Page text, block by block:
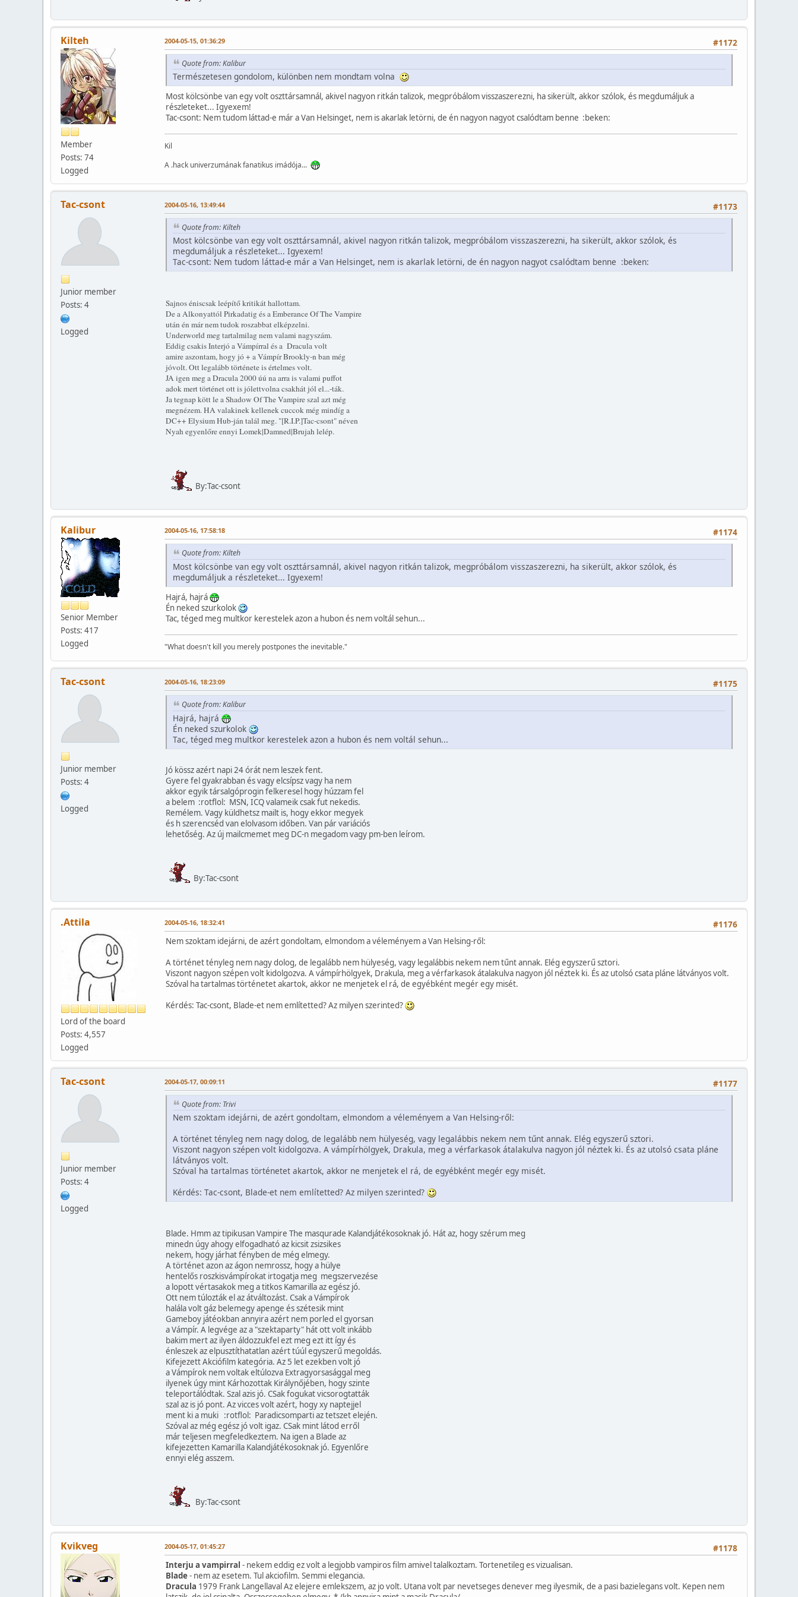
Kilteh
Member
Posts: 74
Logged
#1172
2004-05-15, 01:36:29
Quote from: Kalibur
Természetesen gondolom, különben nem mondtam volna
Most kölcsönbe van egy volt oszttársamnál, akivel nagyon ritkán talizok, megpróbálom visszaszerezni, ha sikerült, akkor szólok, és megdumáljuk a
részleteket... Igyexem!
Tac-csont: Nem tudom láttad-e már a Van Helsinget, nem is akarlak letörni, de én nagyon nagyot csalódtam benne :beken:
Kil
A .hack univerzumának fanatikus imádója...
Tac-csont
Junior member
Posts: 4
Logged
#1173
2004-05-16, 13:49:44
Quote from: Kilteh
Most kölcsönbe van egy volt oszttársamnál, akivel nagyon ritkán talizok, megpróbálom visszaszerezni, ha sikerült, akkor szólok, és
megdumáljuk a részleteket... Igyexem!
Tac-csont: Nem tudom láttad-e már a Van Helsinget, nem is akarlak letörni, de én nagyon nagyot csalódtam benne :beken:
Sajnos éniscsak leépítő kritikát hallottam.
De a Alkonyattól Pirkadatig és a Emberance Of The Vampire
után én már nem tudok roszabbat elképzelni.
Underworld meg tartalmilag nem valami nagyszám.
Eddig csakis Interjó a Vámpírral és a Dracula volt
amire aszontam, hogy jó + a Vámpír Brookly-n ban még
jóvolt. Ott legalább története is értelmes volt.
JA igen meg a Dracula 2000 úú na arra is valami puffot
adok mert történet ott is jólettvolna csakhát jól el...-ták.
Ja tegnap kött le a Shadow Of The Vampire szal azt még
megnézem. HA valakinek kellenek cuccok még mindíg a
DC++ Elysium Hub-ján talál meg. "[R.I.P.]Tac-csont" néven
Nyah egyenlőre ennyi Lomek|Damned|Brujah lelép.
By:Tac-csont
Kalibur
Senior Member
Posts: 417
Logged
#1174
2004-05-16, 17:58:18
Quote from: Kilteh
Most kölcsönbe van egy volt oszttársamnál, akivel nagyon ritkán talizok, megpróbálom visszaszerezni, ha sikerült, akkor szólok, és
megdumáljuk a részleteket... Igyexem!
Hajrá, hajrá
Én neked szurkolok
Tac, téged meg multkor kerestelek azon a hubon és nem voltál sehun...
"What doesn't kill you merely postpones the inevitable."
Tac-csont
Junior member
Posts: 4
Logged
#1175
2004-05-16, 18:23:09
Quote from: Kalibur
Hajrá, hajrá
Én neked szurkolok
Tac, téged meg multkor kerestelek azon a hubon és nem voltál sehun...
Jó kössz azért napi 24 órát nem leszek fent.
Gyere fel gyakrabban és vagy elcsípsz vagy ha nem
akkor egyik társalgóprogin felkeresel hogy húzzam fel
a belem :rotflol: MSN, ICQ valameik csak fut nekedis.
Remélem. Vagy küldhetsz mailt is, hogy ekkor megyek
és h szerencséd van elolvasom időben. Van pár variációs
lehetőség. Az új mailcmemet meg DC-n megadom vagy pm-ben leírom.
By:Tac-csont
.Attila
Lord of the board
Posts: 4,557
Logged
#1176
2004-05-16, 18:32:41
Nem szoktam idejárni, de azért gondoltam, elmondom a véleményem a Van Helsing-ről:
A történet tényleg nem nagy dolog, de legalább nem hülyeség, vagy legalábbis nekem nem tűnt annak. Elég egyszerű sztori.
Viszont nagyon szépen volt kidolgozva. A vámpírhölgyek, Drakula, meg a vérfarkasok átalakulva nagyon jól néztek ki. És az utolsó csata pláne látványos volt.
Szóval ha tartalmas történetet akartok, akkor ne menjetek el rá, de egyébként megér egy misét.
Kérdés: Tac-csont, Blade-et nem említetted? Az milyen szerinted?
Tac-csont
Junior member
Posts: 4
Logged
#1177
2004-05-17, 00:09:11
Quote from: Trivi
Nem szoktam idejárni, de azért gondoltam, elmondom a véleményem a Van Helsing-ről:
A történet tényleg nem nagy dolog, de legalább nem hülyeség, vagy legalábbis nekem nem tűnt annak. Elég egyszerű sztori.
Viszont nagyon szépen volt kidolgozva. A vámpírhölgyek, Drakula, meg a vérfarkasok átalakulva nagyon jól néztek ki. És az utolsó csata pláne
látványos volt.
Szóval ha tartalmas történetet akartok, akkor ne menjetek el rá, de egyébként megér egy misét.
Kérdés: Tac-csont, Blade-et nem említetted? Az milyen szerinted?
Blade. Hmm az tipikusan Vampire The masqurade Kalandjátékosoknak jó. Hát az, hogy szérum meg
minedn úgy ahogy elfogadható az kicsit zsizsikes
nekem, hogy járhat fényben de még elmegy.
A történet azon az ágon nemrossz, hogy a hülye
hentelős roszkisvámpírokat irtogatja meg megszervezése
a lopott vértasakok meg a titkos Kamarilla az egész jó.
Ott nem túlozták el az átváltozást. Csak a Vámpírok
halála volt gáz belemegy apenge és szétesik mint
Gameboy játéokban annyira azért nem porled el gyorsan
a Vámpír. A legvége az a "szektaparty" hát ott volt inkább
bakim mert az ilyen áldozzukfel ezt meg ezt itt így és
énleszek az elpusztíthatatlan azért túúl egyszerű megoldás.
Kifejezett Akciófilm kategória. Az 5 let ezekben volt jó
a Vámpírok nem voltak eltúlozva Extragyorsasággal meg
ilyenek úgy mint Kárhozottak Királynőjében, hogy szinte
teleportálódtak. Szal azis jó. CSak fogukat vicsorogtatták
szal az is jó pont. Az vicces volt azért, hogy xy naptejjel
ment ki a muki :rotflol: Paradicsomparti az tetszet elején.
Szóval az még egész jó volt igaz. CSak mint látod erről
már teljesen megfeledkeztem. Na igen a Blade az
kifejezetten Kamarilla Kalandjátékosoknak jó. Egyenlőre
ennyi elég asszem.
By:Tac-csont
Kvikveg #1178
2004-05-17, 01:45:27
Interju a vampirral - nekem eddig ez volt a legjobb vampiros film amivel talalkoztam. Tortenetileg es vizualisan.
Blade- nem az esetem. Tul akciofilm. Semmi elegancia.
Dracula 1979 Frank Langellaval Az elejere emlekszem, az jo volt. Utana volt par nevetseges denever meg ilyesmik, de a pasi bazielegans volt. Kepen nem